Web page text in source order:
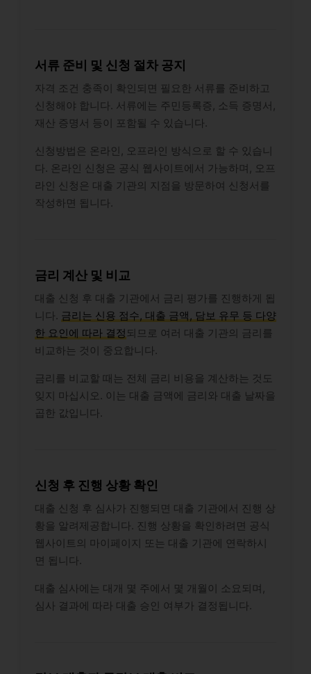
서류 준비 및 신청 절차 공지
자격 조건 충족이 확인되면 필요한 서류를 준비하고
신청해야 합니다. 서류에는 주민등록증, 소득 증명서,
재산 증명서 등이 포함될 수 있습니다.
신청방법은 온라인, 오프라인 방식으로 할 수 있습니
다. 온라인 신청은 공식 웹사이트에서 가능하며, 오프
라인 신청은 대출 기관의 지점을 방문하여 신청서를
작성하면 됩니다.
금리 계산 및 비교
대출 신청 후 대출 기관에서 금리 평가를 진행하게 됩
니다. 금리는 신용 점수, 대출 금액, 담보 유무 등 다양
한 요인에 따라 결정 되므로 여러 대출 기관의 금리를
비교하는 것이 중요합니다.
금리를 비교할 때는 전체 금리 비용을 계산하는 것도
잊지 마십시오. 이는 대출 금액에 금리와 대출 날짜을
곱한 값입니다.
신청 후 진행 상황 확인
대출 신청 후 심사가 진행되면 대출 기관에서 진행 상
황을 알려제공합니다. 진행 상황을 확인하려면 공식
웹사이트의 마이페이지 또는 대출 기관에 연락하시
면 됩니다.
대출 심사에는 대개 몇 주에서 몇 개월이 소요되며,
심사 결과에 따라 대출 승인 여부가 결정됩니다.